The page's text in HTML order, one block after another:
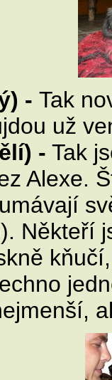
- Tak
už
- Tak
Alexe.
Někteří